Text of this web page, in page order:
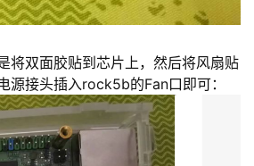
将双面胶贴到芯片上，然后将风扇贴
源接头插入rock5b的Fan口即可：